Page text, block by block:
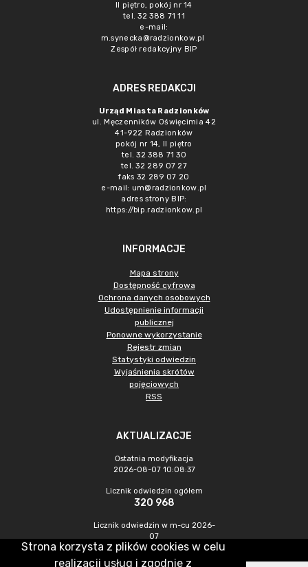
II piętro, pokój nr 14
tel. 32 388 71 11
e-mail:
m.synecka@radzionkow.pl
Zespół redakcyjny BIP
ADRES REDAKCJI
Urząd Miasta Radzionków
ul. Męczenników Oświęcimia 42
41-922 Radzionków
pokój nr 14, II piętro
tel. 32 388 71 30
tel. 32 289 07 27
faks 32 289 07 20
e-mail: um@radzionkow.pl
adres strony BIP:
https://bip.radzionkow.pl
INFORMACJE
Mapa strony
Dostępność cyfrowa
Ochrona danych osobowych
Udostępnienie informacji
publicznej
Ponowne wykorzystanie
Rejestr zmian
Statystyki odwiedzin
Wyjaśnienia skrótów
pojęciowych
RSS
AKTUALIZACJE
Ostatnia modyfikacja
2026-08-07 10:08:37
Licznik odwiedzin ogółem
320 968
Licznik odwiedzin w m-cu 2026-
07
1 027
Strona korzysta z plików cookies w celu
realizacji usług i zgodnie z